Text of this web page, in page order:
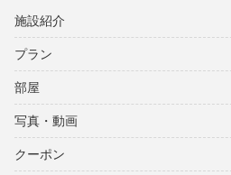
施設紹介
プラン
部屋
写真・動画
クーポン